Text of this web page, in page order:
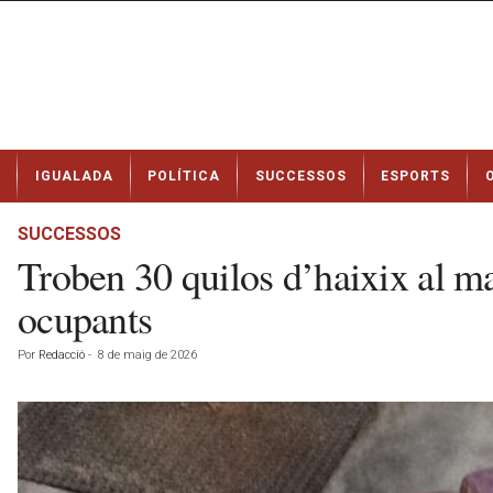
t
IGUALADA POLÍTICA SUCCESSOS ESPORTS
SUCCESSOS
Troben 30 quilos d’haixix al
ocupants
Por Redacció - 8 de maig de 2026